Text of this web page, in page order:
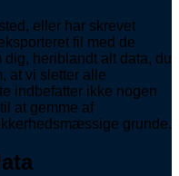
eller har skrevet
fil med de
heriblandt alt data, du
at vi sletter alle
indbefatter ikke nogen
at gemme af
grunde.